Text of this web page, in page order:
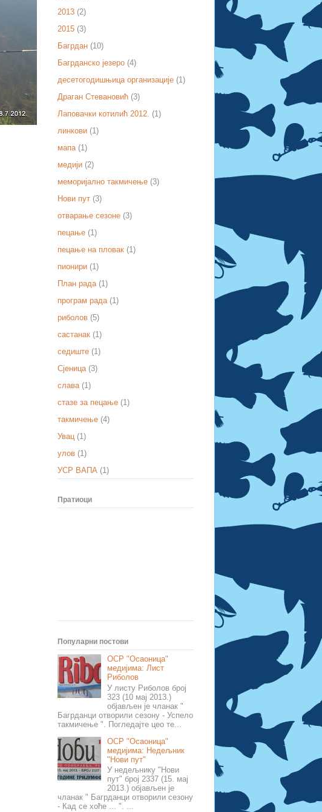
2013 (2)
2015 (3)
Багрдан (10)
Багрданско језеро (4)
десетогодишњица организације (1)
Драган Стевановић (3)
Лаповачки котилић 2012. (1)
линкови (1)
мапа (1)
медији (2)
меморијално такмичење (3)
Нови пут (3)
отварање сезоне (3)
пецање (1)
пецање на пловак (1)
пионири (1)
План рада (1)
програм рада (1)
риболов (5)
састанак (1)
седиште (1)
Сјеница (3)
слава (1)
стазе за пецање (1)
такмичење (4)
Увац (1)
улов (1)
УСР ВАПА (1)
Пратиоци
Популарни постови
ОСР "Осаоница"
медијима: Лист
Риболов
У листу Риболов број
323 (10 мај 2013.)
објављен је чланак "
Багрданци отворили сезону - Успело
такмичење ". Погледајте цео те...
ОСР "Осаоница"
медијима: Недељник
"Нови пут"
У недељнику "Нови
пут" број 2337 (15. мај
2013.) објављен је
чланак " Багрданци отворили сезону
- Кад се хоће ... ". ...